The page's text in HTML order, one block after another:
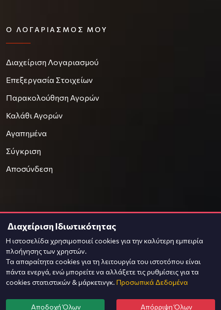
Ο ΛΟΓΑΡΙΑΣΜΌΣ ΜΟΥ
Διαχείριση Λογαριασμού
Επεξεργασία Στοιχείων
Παρακολούθηση Αγορών
Καλάθι Αγορών
Αγαπημένα
Σύγκριση
Αποσύνδεση
© 2021OnPrice
Φιλοξενία & Κατασκευή
Διαχείριση Ιδιωτικότητας
Η ιστοσελίδα χρησιμοποιεί cookies για την καλύτερη εμπειρία
πλοήγησης των χρηστών.
Τα απαραίτητα cookies για τη λειτουργία του ιστοτόπου είναι
πάντα ενεργά, ενώ μπορείτε να αλλάξετε τις ρυθμίσεις για τα
cookies στατιστικών & μάρκετινγκ. Προσωπικά Δεδομένα
Αποδοχή Όλων Απόρριψη Όλων